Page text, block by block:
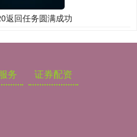
返回任务圆满成功
务 证券配资